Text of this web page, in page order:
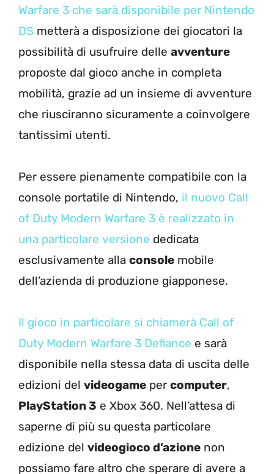
Warfare 3 che sarà disponibile per Nintendo
DS metterà a disposizione dei giocatori la
possibilità di usufruire delle avventure
proposte dal gioco anche in completa
mobilità, grazie ad un insieme di avventure
che riusciranno sicuramente a coinvolgere
tantissimi utenti.
Per essere pienamente compatibile con la
console portatile di Nintendo, il nuovo Call
of Duty Modern Warfare 3 è realizzato in
una particolare versione dedicata
esclusivamente alla console mobile
dell’azienda di produzione giapponese.
Il gioco in particolare si chiamerà Call of
Duty Modern Warfare 3 Defiance e sarà
disponibile nella stessa data di uscita delle
edizioni del videogame per computer,
PlayStation 3 e Xbox 360. Nell’attesa di
saperne di più su questa particolare
edizione del videogioco d’azione non
possiamo fare altro che sperare di avere a